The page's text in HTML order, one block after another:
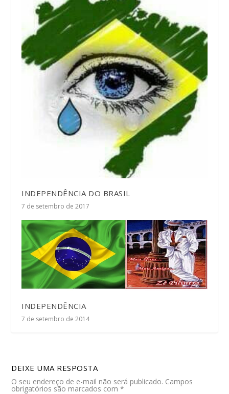
INDEPENDÊNCIA DO BRASIL
7 de setembro de 2017
INDEPENDÊNCIA
7 de setembro de 2014
DEIXE UMA RESPOSTA
O seu endereço de e-mail não será publicado. Campos
obrigatórios são marcados com*